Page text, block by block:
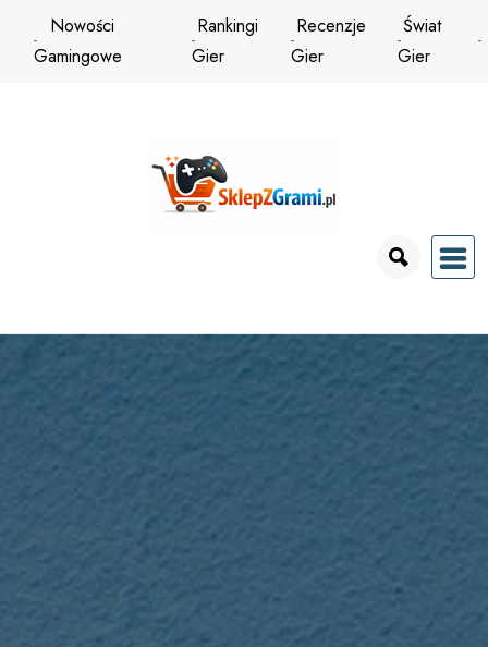
PrzejdźNowości
Gamingowe
Rankingi
Gier
Recenzje
Gier
Świat
Gier